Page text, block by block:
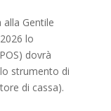
Gentile
lo
dovrà
strumento di
di cassa).